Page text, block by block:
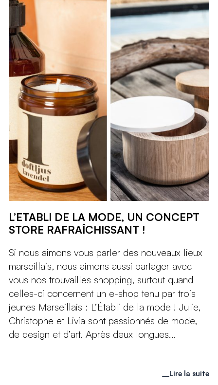
L’ETABLI DE LA MODE, UN CONCEPT
STORE RAFRAÎCHISSANT !
Si nous aimons vous parler des nouveaux lieux
marseillais, nous aimons aussi partager avec
vous nos trouvailles shopping, surtout quand
celles-ci concernent un e-shop tenu par trois
jeunes Marseillais : L’Établi de la mode ! Julie,
Christophe et Livia sont passionnés de mode,
de design et d’art. Après deux longues...
Lire la suite